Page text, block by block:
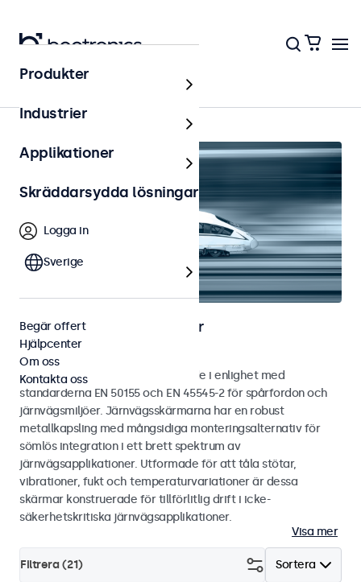
Hem
Bild- och touchskärmar för
järnvägsapplikationer
Bild- och touchskärmar utvecklade i enlighet med
standarderna EN 50155 och EN 45545-2 för spårfordon och
järnvägsmiljöer. Järnvägsskärmarna har en robust
metallkapsling med mångsidiga monteringsalternativ för
sömlös integration i ett brett spektrum av
järnvägsapplikationer. Utformade för att tåla stötar,
vibrationer, fukt och temperaturvariationer är dessa
skärmar konstruerade för tillförlitlig drift i icke-
säkerhetskritiska järnvägsapplikationer.
Visa mer
Sortera
Filtrera (21)
Produkter
Industrier
Applikationer
Skräddarsydda lösningar
Logga in
Sverige
Begär offert
Hjälpcenter
Om oss
Kontakta oss